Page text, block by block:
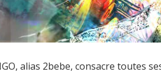
alias 2bebe, consacre toutes